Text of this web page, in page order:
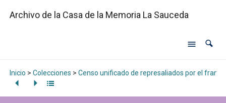
Archivo de la Casa de la Memoria La Sauceda
Inicio > Colecciones > Censo unificado de represaliados por el